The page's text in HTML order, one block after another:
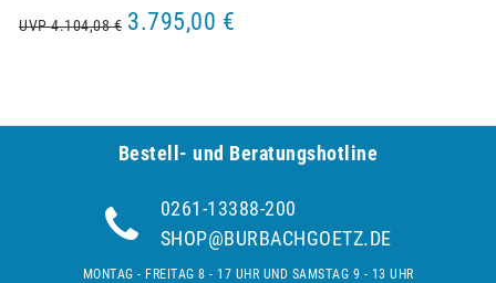
UVP 4.104,08 € 3.795,00 €
Bestell- und Be­ra­tungs­hot­line
0261-13388-200
SHOP@BURBACHGOETZ.DE
MONTAG - FREITAG 8 - 17 UHR UND SAMSTAG 9 - 13 UHR